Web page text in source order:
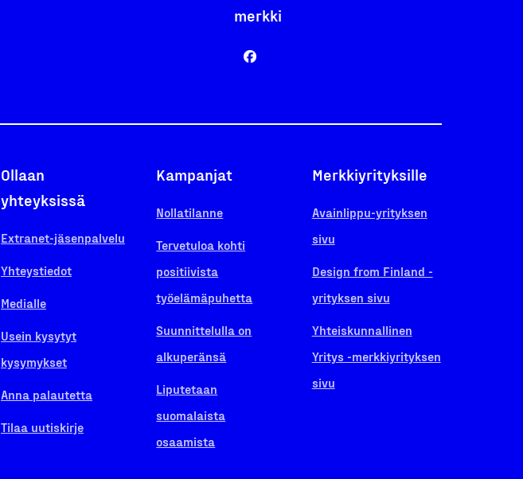
merkki
Ollaan
yhteyksissä
Extranet-jäsenpalvelu
Yhteystiedot
Medialle
Usein kysytyt
kysymykset
Anna palautetta
Tilaa uutiskirje
Kampanjat
Nollatilanne
Tervetuloa kohti
positiivista
työelämäpuhetta
Suunnittelulla on
alkuperänsä
Liputetaan
suomalaista
osaamista
Merkkiyrityksille
Avainlippu-yrityksen
sivu
Design from Finland -
yrityksen sivu
Yhteiskunnallinen
Yritys -merkkiyrityksen
sivu